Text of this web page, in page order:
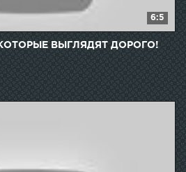
6:5
ВЫГЛЯДЯТ ДОРОГО!